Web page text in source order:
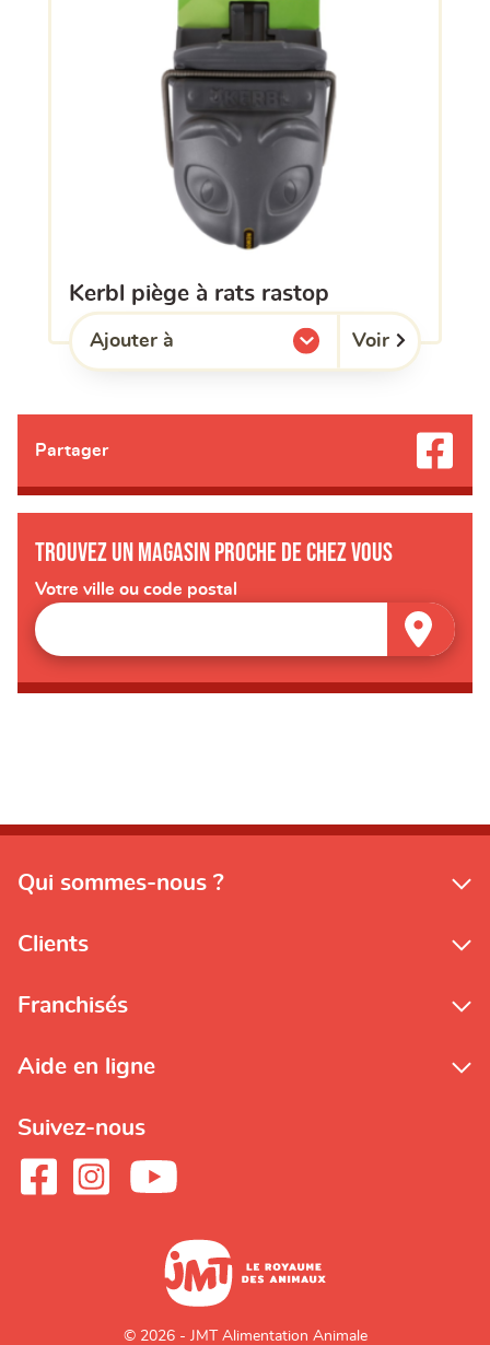
kerbl piège à rats rastop
Ajouter à
l'une de mes listes. Voir
Partager
Trouvez un magasin proche de chez vous
Votre ville ou code postal
Qui sommes-nous ?
Clients
Franchisés
Aide en ligne
Suivez-nous
© 2026 - JMT Alimentation Animale